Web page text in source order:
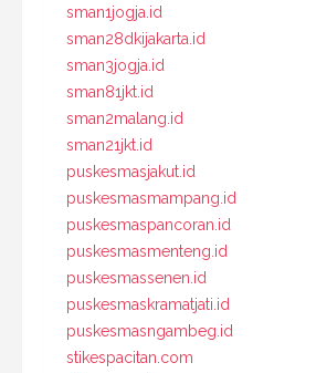
sman1jogja.id
sman28dkijakarta.id
sman3jogja.id
sman81jkt.id
sman2malang.id
sman21jkt.id
puskesmasjakut.id
puskesmasmampang.id
puskesmaspancoran.id
puskesmasmenteng.id
puskesmassenen.id
puskesmaskramatjati.id
puskesmasngambeg.id
stikespacitan.com